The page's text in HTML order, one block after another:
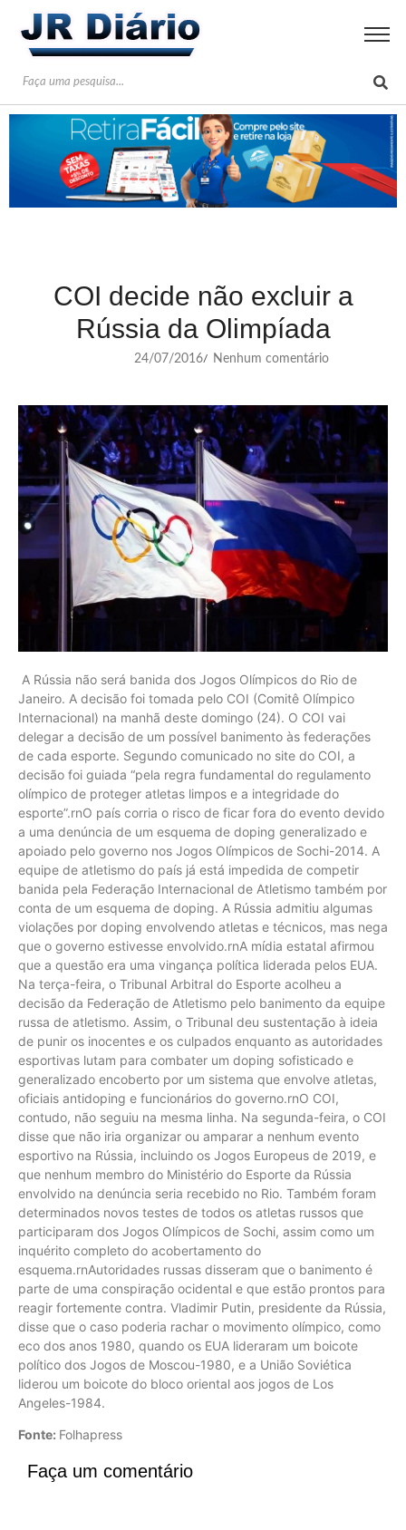
COI decide não excluir a
Rússia da Olimpíada
24/07/2016/ Nenhum comentário
A Rússia não será banida dos Jogos Olímpicos do Rio de
Janeiro. A decisão foi tomada pelo COI (Comitê Olímpico
Internacional) na manhã deste domingo (24). O COI vai
delegar a decisão de um possível banimento às federações
de cada esporte. Segundo comunicado no site do COI, a
decisão foi guiada “pela regra fundamental do regulamento
olímpico de proteger atletas limpos e a integridade do
esporte”.rnO país corria o risco de ficar fora do evento devido
a uma denúncia de um esquema de doping generalizado e
apoiado pelo governo nos Jogos Olímpicos de Sochi-2014. A
equipe de atletismo do país já está impedida de competir
banida pela Federação Internacional de Atletismo também por
conta de um esquema de doping. A Rússia admitiu algumas
violações por doping envolvendo atletas e técnicos, mas nega
que o governo estivesse envolvido.rnA mídia estatal afirmou
que a questão era uma vingança política liderada pelos EUA.
Na terça-feira, o Tribunal Arbitral do Esporte acolheu a
decisão da Federação de Atletismo pelo banimento da equipe
russa de atletismo. Assim, o Tribunal deu sustentação à ideia
de punir os inocentes e os culpados enquanto as autoridades
esportivas lutam para combater um doping sofisticado e
generalizado encoberto por um sistema que envolve atletas,
oficiais antidoping e funcionários do governo.rnO COI,
contudo, não seguiu na mesma linha. Na segunda-feira, o COI
disse que não iria organizar ou amparar a nenhum evento
esportivo na Rússia, incluindo os Jogos Europeus de 2019, e
que nenhum membro do Ministério do Esporte da Rússia
envolvido na denúncia seria recebido no Rio. Também foram
determinados novos testes de todos os atletas russos que
participaram dos Jogos Olímpicos de Sochi, assim como um
inquérito completo do acobertamento do
esquema.rnAutoridades russas disseram que o banimento é
parte de uma conspiração ocidental e que estão prontos para
reagir fortemente contra. Vladimir Putin, presidente da Rússia,
disse que o caso poderia rachar o movimento olímpico, como
eco dos anos 1980, quando os EUA lideraram um boicote
político dos Jogos de Moscou-1980, e a União Soviética
liderou um boicote do bloco oriental aos jogos de Los
Angeles-1984.
Fonte: Folhapress
Faça um comentário